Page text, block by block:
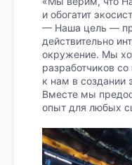
и обогатит
— Наша цель —
действительно
окружение. Мы
разработчиков
к нам в создании
Вместе мы
опыт для любых